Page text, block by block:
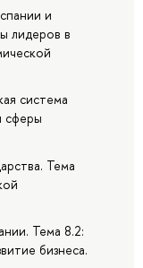
и
лидеров в
система
сферы
Тема
Тема 8.2:
бизнеса.